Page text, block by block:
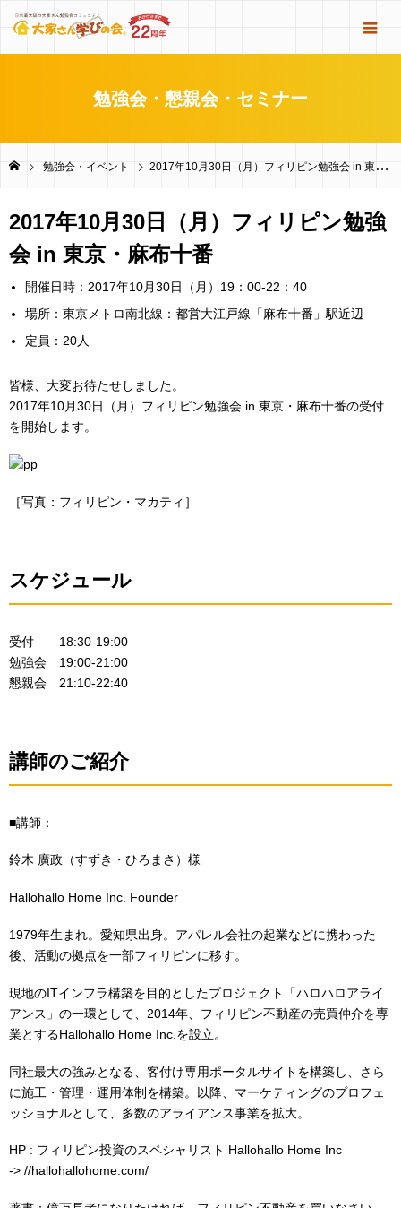
勉強会・懇親会・セミナー
勉強会・イベント 2017年10月30日（月）フィリピン勉強会 in 東京・麻布十番
2017年10月30日（月）フィリピン勉強
会 in 東京・麻布十番
開催日時：2017年10月30日（月）19：00-22：40
場所：東京メトロ南北線：都営大江戸線「麻布十番」駅近辺
定員：20人
皆様、大変お待たせしました。
2017年10月30日（月）フィリピン勉強会 in 東京・麻布十番の受付
を開始します。
［写真：フィリピン・マカティ］
スケジュール
受付 18:30-19:00
勉強会 19:00-21:00
懇親会 21:10-22:40
講師のご紹介
■講師：
鈴木 廣政（すずき・ひろまさ）様
Hallohallo Home Inc. Founder
1979年生まれ。愛知県出身。アパレル会社の起業などに携わった
後、活動の拠点を一部フィリピンに移す。
現地のITインフラ構築を目的としたプロジェクト「ハロハロアライ
アンス」の一環として、2014年、フィリピン不動産の売買仲介を専
業とするHallohallo Home Inc.を設立。
同社最大の強みとなる、客付け専用ポータルサイトを構築し、さら
に施工・管理・運用体制を構築。以降、マーケティングのプロフェ
ッショナルとして、多数のアライアンス事業を拡大。
HP : フィリピン投資のスペシャリスト Hallohallo Home Inc
-> //hallohallohome.com/